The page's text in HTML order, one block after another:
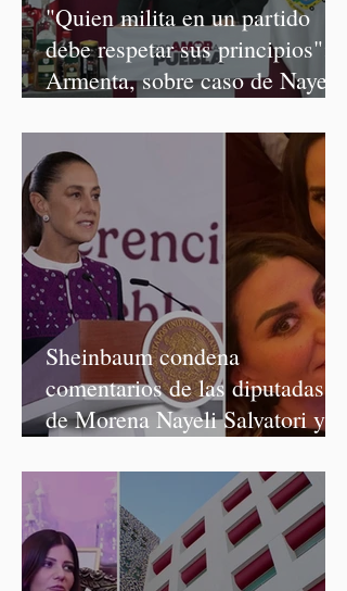
"Quien milita en un partido
debe respetar sus principios":
Armenta, sobre caso de Nayeli
Sheinbaum condena
comentarios de las diputadas
de Morena Nayeli Salvatori y